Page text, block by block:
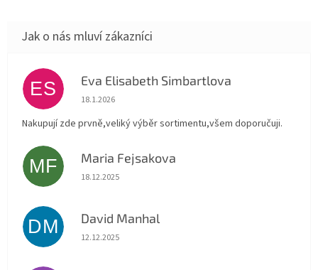
ES Eva Elisabeth Simbartlova
Hodnocení obchodu je 5 z 5 hvězdiček.
18.1.2026
Nakupují zde prvně,veliký výběr sortimentu,všem doporučuji.
MF Maria Fejsakova
Hodnocení obchodu je 5 z 5 hvězdiček.
18.12.2025
DM David Manhal
Hodnocení obchodu je 5 z 5 hvězdiček.
12.12.2025